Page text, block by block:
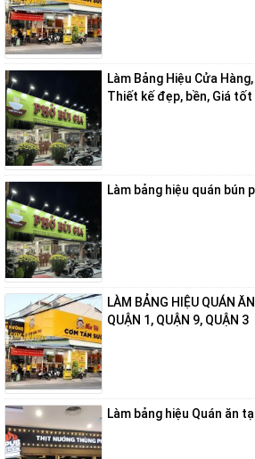
Làm Bảng Hiệu Cửa
Thiết kế đẹp, bền, Giá tốt
Làm bảng hiệu quán bún
LÀM BẢNG HIỆU QUÁN
QUẬN 1, QUẬN 9, QUẬN 3
Làm bảng hiệu Quán ăn